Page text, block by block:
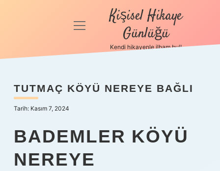
Anasayfa
Politikası
Yasal Uyarı
Hakkımızda
menüyü
Kişisel Hikaye
Günlüğü
Kendi hikayenle ilham bul!
TUTMAÇ KÖYÜ NEREYE BAĞLI
Tarih: Kasım 7, 2024
BADEMLER KÖYÜ
NEREYE